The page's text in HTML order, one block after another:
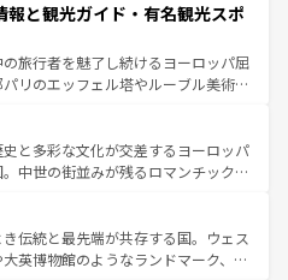
で、忘れられない旅をしてみよう！
情報は
は、情熱的なフラメンコ、熱気あふ
しいタパスが生活の一部となってい
洗練された雰囲気や、バルセロナの
ら、地方では古代ローマ遺跡や中世
土や気候が異なるスペインはその個
性で訪れる人を魅了する。 なお、新着のスペイン情報は コ
してほしい。
報と観光ガイド・有名観光スポ
旅行者を魅了し続けるヨーロッパ屈
リのエッフェル塔やルーブル美術館
っている。華麗な宮殿、歴史的な大
そして豊かな自然が、訪れる者を心
フランスは美食の国としても知ら
祥地であるランス、プロヴァンスの
など、多彩な楽しみ方が可能だ。さ
にも魅力が溢れており、どの街角に
と多彩な文化が交差するヨーロッパ
中世の街並みが残るロマンチック街
こを歩いても飽きることがない。ベ
バイエルン州のアルプスの絶景、そ
イン畑といった風景は必見。ビール
伝統と最先端が共存する国。ウェス
英博物館のようなランドマーク、歴